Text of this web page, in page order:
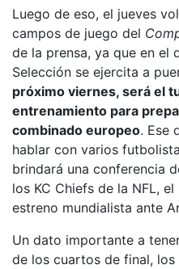
Luego de eso, el jueves
campos de juego del
de la prensa, ya que en el
Selección se ejercita a
próximo viernes, será el
entrenamiento para
combinado europeo. Ese
hablar con varios
brindará una conferencia
los KC Chiefs de la NFL,
estreno mundialista ante
Un dato importante a
de los cuartos de final,